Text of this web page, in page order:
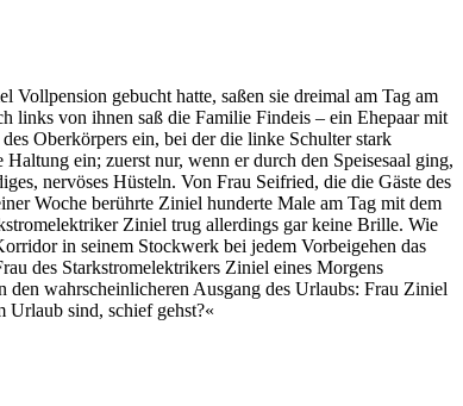
gebucht hatte, saßen sie dreimal am Tag am
links von ihnen saß die Familie Findeis – ein Ehepaar mit
Oberkörpers ein, bei der die linke Schulter stark
ein; zuerst nur, wenn er durch den Speisesaal ging,
nervöses Hüsteln. Von Frau Seifried, die die Gäste des
Woche berührte Ziniel hunderte Male am Tag mit dem
Ziniel trug allerdings gar keine Brille. Wie
in seinem Stockwerk bei jedem Vorbeigehen das
des Starkstromelektrikers Ziniel eines Morgens
wahrscheinlicheren Ausgang des Urlaubs: Frau Ziniel
Urlaub sind, schief gehst?«